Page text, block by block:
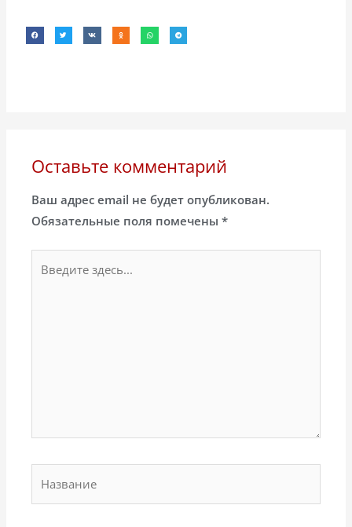
Оставьте комментарий
Ваш адрес email не будет опубликован.
Обязательные поля помечены*
здесь...